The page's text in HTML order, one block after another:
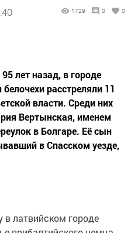
1729 0 0
лет назад, в городе
расстреляли 11
власти. Среди них
Вертынская, именем
в Болгаре. Её сын
в Спасском уезде,
латвийском городе